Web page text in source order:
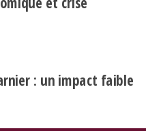
: un impact faible